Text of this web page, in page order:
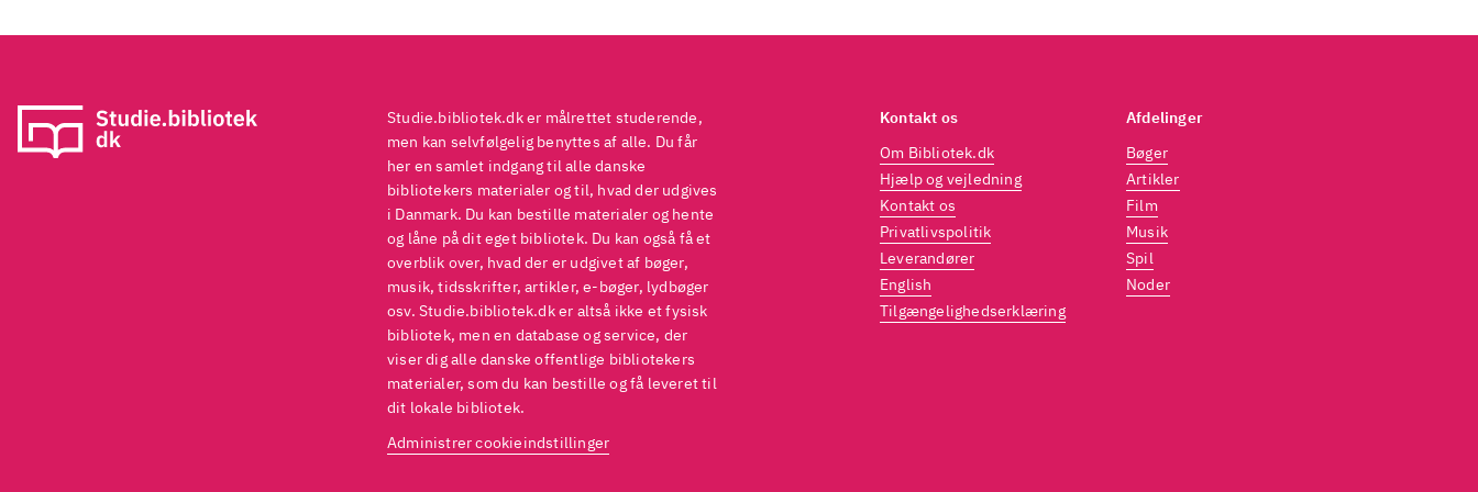
fungere godt i en udstilling med kogebøger.
Studie.bibliotek.dk er målrettet studerende,
men kan selvfølgelig benyttes af alle. Du får
her en samlet indgang til alle danske
bibliotekers materialer og til, hvad der udgives
i Danmark. Du kan bestille materialer og hente
og låne på dit eget bibliotek. Du kan også få et
overblik over, hvad der er udgivet af bøger,
musik, tidsskrifter, artikler, e-bøger, lydbøger
osv. Studie.bibliotek.dk er altså ikke et fysisk
bibliotek, men en database og service, der
viser dig alle danske offentlige bibliotekers
materialer, som du kan bestille og få leveret til
dit lokale bibliotek.
Administrer cookieindstillinger
Kontakt os
Om Bibliotek.dk
Hjælp og vejledning
Kontakt os
Privatlivspolitik
Leverandører
English
Tilgængelighedserklæring
Afdelinger
Bøger
Artikler
Film
Musik
Spil
Noder